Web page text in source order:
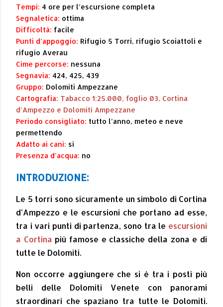
Tempi: 4 ore per l’escursione completa
Segnaletica: ottima
Difficoltà: facile
Punti d’appoggio: Rifugio 5 Torri, rifugio Scoiattoli e
rifugio Averau
Cime percorse: nessuna
Segnavia: 424, 425, 439
Gruppo: Dolomiti Ampezzane
Cartografia: Tabacco 1:25.000, foglio 03, Cortina
d’Ampezzo e Dolomiti Ampezzane
Periodo consigliato: tutto l’anno, meteo e neve
permettendo
Adatto ai cani: si
Presenza d’acqua: no
INTRODUZIONE:
Le 5 torri sono sicuramente un simbolo di Cortina
d’Ampezzo e le escursioni che portano ad esse,
tra i vari punti di partenza, sono tra le escursioni
a Cortina più famose e classiche della zona e di
tutte le Dolomiti.
Non occorre aggiungere che si è tra i posti più
belli delle Dolomiti Venete con panorami
straordinari che spaziano tra tutte le Dolomiti.